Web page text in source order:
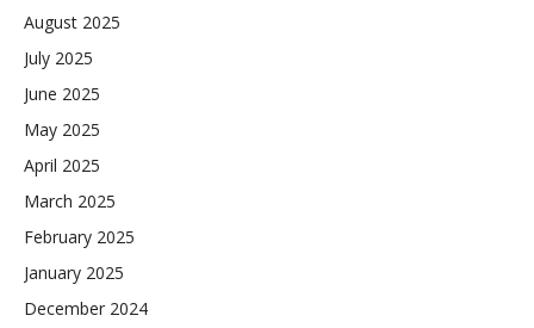
August 2025
July 2025
June 2025
May 2025
April 2025
March 2025
February 2025
January 2025
December 2024